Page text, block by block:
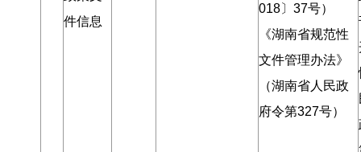
件信息
018〕37号）
《湖南省规范性
文件管理办法》
（湖南省人民政
府令第327号）